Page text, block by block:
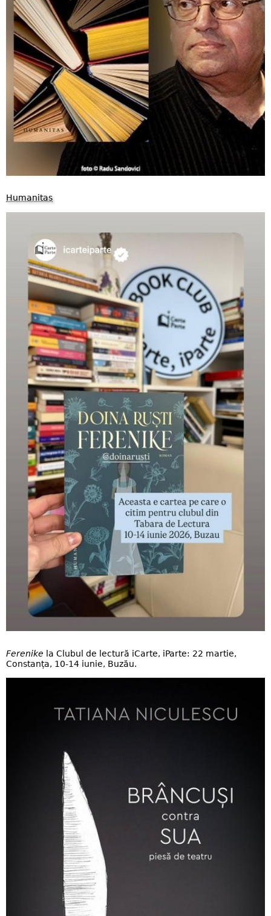
Humanitas
Ferenike la Clubul de lectură iCarte, iParte: 22 martie,
Constanța, 10-14 iunie, Buzău.